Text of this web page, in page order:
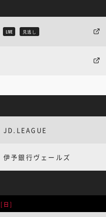
LIVE 見逃し
JD.LEAGUE
伊予銀行ヴェールズ
[日]